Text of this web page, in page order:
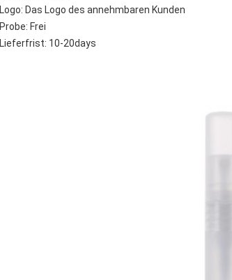
Logo: Das Logo des annehmbaren Kunden
Probe: Frei
Lieferfrist: 10-20days